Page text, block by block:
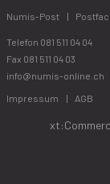
Numis-Post
Telefon 081 511 04 04
Fax 081 511 04 03
info@numis-online.ch
Impressum
AGB